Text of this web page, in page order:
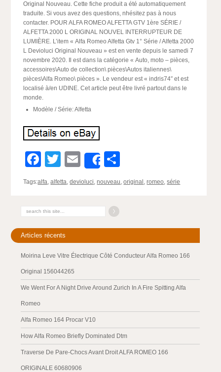
Original Nouveau. Cette fiche produit a été automatiquement
traduite. Si vous avez des questions, nhésitez pas à nous
contacter. POUR ALFA ROMEO ALFETTA GTV 1ère SÉRIE /
ALFETTA 2000 L ORIGINAL NOUVEL INTERRUPTEUR DE
LUMIÈRE. L’item « Alfa Romeo Alfetta Gtv 1° Série / Alfetta 2000
L Devioluci Original Nouveau » est en vente depuis le samedi 7
novembre 2020. Il est dans la catégorie « Auto, moto – pièces,
accessoires\Auto de collection\ pièces\Autos italiennes\
pièces\Alfa Romeo\ pièces ». Le vendeur est « indris74″ et est
localisé à/en UDINE. Cet article peut être livré partout dans le
monde.
Modèle / Série: Alfetta
Facebook
Twitter
EmailShare
Tags:alfa,alfetta,devioluci,nouveau,original ,romeo,série
Articles récents
Moirina Leve Vitre Électrique Côté Conducteur Alfa Romeo 166
Original 156044265
We Went For A Night Drive Around Zurich In A Fire Spitting Alfa
Romeo
Alfa Romeo 164 Procar V10
How Alfa Romeo Briefly Dominated Dtm
Traverse De Pare-Chocs Avant Droit ALFA ROMEO 166
ORIGINALE 60680906